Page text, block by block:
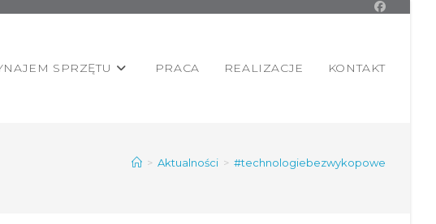
SPRZĘTU PRACA REALIZACJE KONTAKT
> Aktualności > #technologiebezwykopowe